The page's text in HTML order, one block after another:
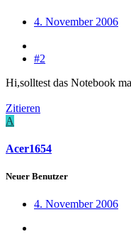
4. November 2006
#2
Hi,solltest das Notebook
Zitieren
A
Acer1654
Neuer Benutzer
4. November 2006